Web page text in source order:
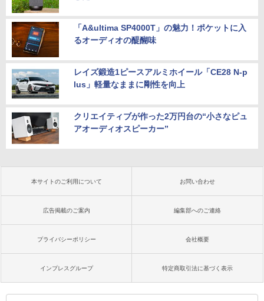
「A&ultima SP4000T」の魅力！ポケットに入
るオーディオの醍醐味
レイズ鍛造1ピースアルミホイール「CE28 N-p
lus」軽量なままに剛性を向上
クリエイティブが作った2万円台の“小さなピュ
アオーディオスピーカー”
本サイトのご利用について お問い合わせ
広告掲載のご案内 編集部へのご連絡
プライバシーポリシー 会社概要
インプレスグループ 特定商取引法に基づく表示